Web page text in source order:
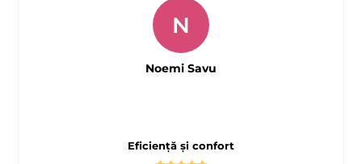
Eficiență și confort
N
Noemi Savu